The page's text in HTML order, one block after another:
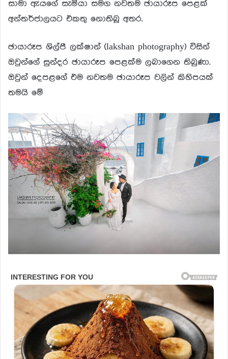
සාමා ඇයගේ සැමියා සමග නවතම ඡායාරූප පෙළක්
අන්තර්ජාලයට එකතු නොතිබූ අතර.
ඡායාරූප ශිල්පී ලක්ෂාන් (lakshan photography) විසින්
ඔවුන්ගේ සුන්දර ඡායාරූප පෙළක්ම ලබාගෙන තිබුණා.
ඔවුන් දෙපළගේ එම නවතම ඡායාරූප වලින් කිහිපයක්
තමයි මේ